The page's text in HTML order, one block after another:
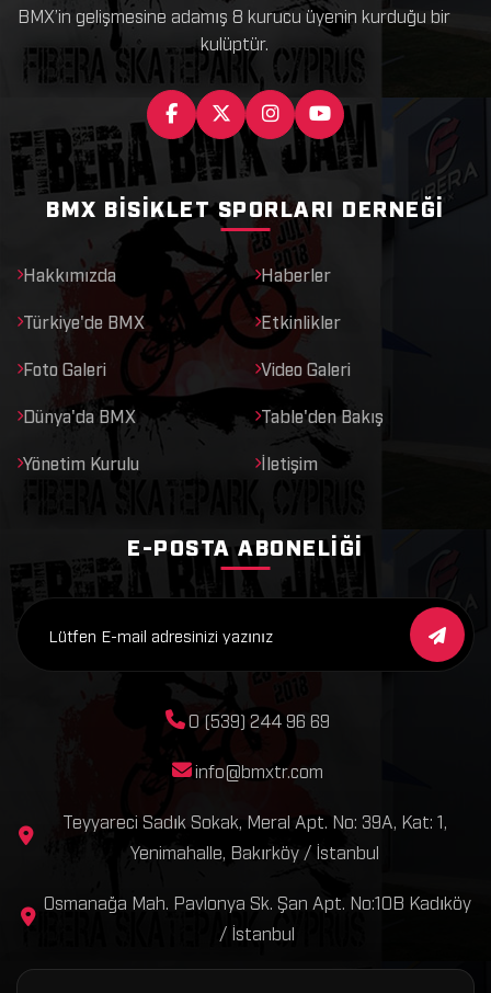
BMX’in gelişmesine adamış 8 kurucu üyenin kurduğu bir
kulüptür.
BMX BISIKLET SPORLARI DERNEĞI
Hakkımızda Haberler
Türkiye'de BMX Etkinlikler
Foto Galeri Video Galeri
Dünya'da BMX Table'den Bakış
Yönetim Kurulu İletişim
E-POSTA ABONELIĞI
0 (539) 244 96 69
info@bmxtr.com
Teyyareci Sadık Sokak, Meral Apt. No: 39A, Kat: 1,
Yenimahalle, Bakırköy / İstanbul
Osmanağa Mah. Pavlonya Sk. Şan Apt. No:10B Kadıköy
/ İstanbul